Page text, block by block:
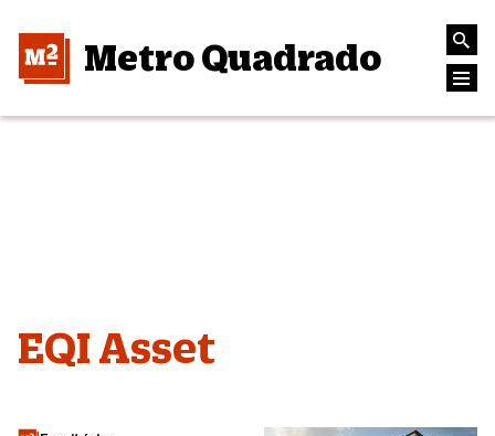
Metro Quadrado
EQI Asset